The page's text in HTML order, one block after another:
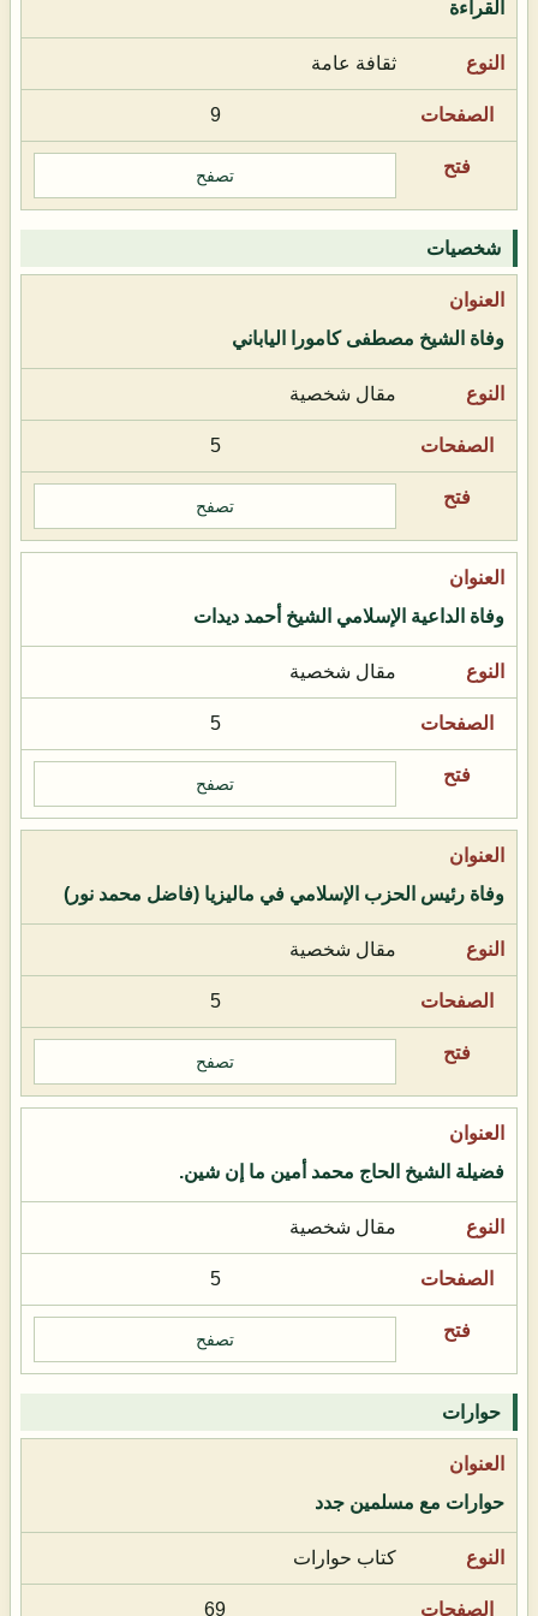
القراءة
ثقافة عامة
9
تصفح
شخصيات
وفاة الشيخ مصطفى كامورا الياباني
مقال شخصية
5
تصفح
وفاة الداعية الإسلامي الشيخ أحمد ديدات
مقال شخصية
5
تصفح
وفاة رئيس الحزب الإسلامي في ماليزيا (فاضل محمد نور)
مقال شخصية
5
تصفح
فضيلة الشيخ الحاج محمد أمين ما إن شين.
مقال شخصية
5
تصفح
حوارات
حوارات مع مسلمين جدد
كتاب حوارات
69